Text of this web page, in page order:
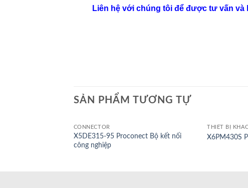
Liên hệ với chúng tôi để được tư vấn và
SẢN PHẨM TƯƠNG TỰ
CONNECTOR
X5DE315-95 Proconect Bộ kết nối
công nghiệp
THIẾT BỊ KHÁC
X6PM430S